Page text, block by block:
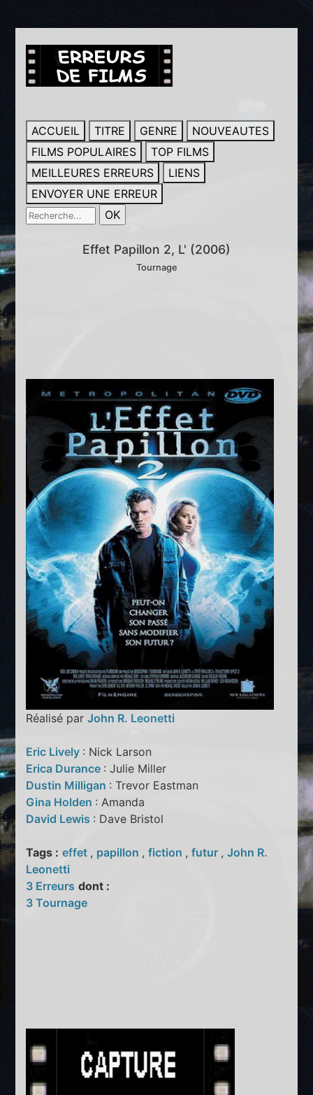
ACCUEIL TITRE GENRE
NOUVEAUTES
FILMS POPULAIRES
TOP FILMS
MEILLEURES ERREURS
LIENS
ENVOYER UNE ERREUR
Effet Papillon 2, L' (2006)
Tournage
Réalisé parJohn R. Leonetti
Eric Lively : Nick Larson
Erica Durance : Julie Miller
Dustin Milligan : Trevor Eastman
Gina Holden : Amanda
David Lewis : Dave Bristol
Tags : effet , papillon ,fiction ,futur ,John R.
Leonetti
3 Erreurs dont :
3 Tournage